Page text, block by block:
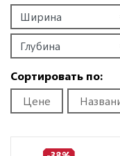
Сортировать по:
Цене